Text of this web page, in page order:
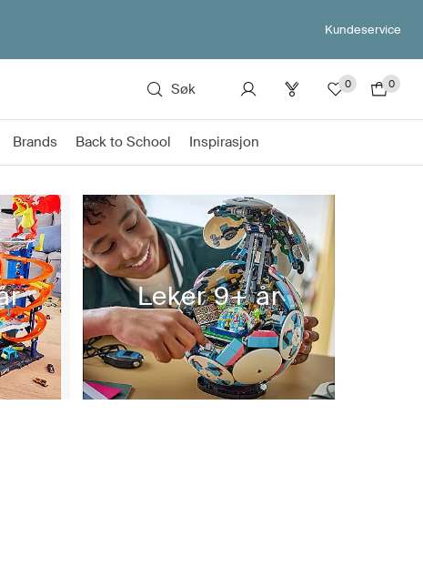
Kundeservice
Søk 0 0
Brands Back to School Inspirasjon
Leker 9+ år